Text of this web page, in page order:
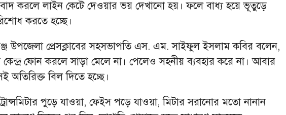
করলে লাইন কেটে দেওয়ার ভয় দেখানো হয়। ফলে বাধ্য হয়ে ভূতুড়ে
করতে হচ্ছে।
উপজেলা প্রেসক্লাবের সহসভাপতি এস. এম. সাইফুল ইসলাম কবির বলেন,
ফোন করলে সাড়া মেলে না। পেলেও সহনীয় ব্যবহার করে না। আবার
অতিরিক্ত বিল দিতে হচ্ছে।
পুড়ে যাওয়া, ফেইস পড়ে যাওয়া, মিটার সরানোর মতো নানান